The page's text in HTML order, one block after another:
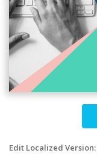
Edit Localized Version: